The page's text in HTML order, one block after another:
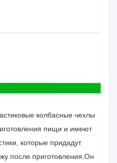
колбасные чехлы
пищи и имеют
которые придадут
после приготовления.Он